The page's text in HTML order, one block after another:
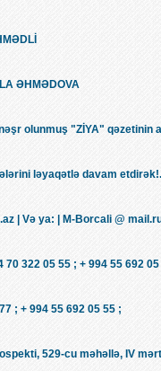
ƏHMƏDOVA
olunmuş "ZİYA" qəzetinin
ləyaqətlə davam
| Və ya: | M-Borcali @
70 322 05 55 ; + 994 55 692
; + 994 55 692 05 55 ;
529-cu məhəllə, IV